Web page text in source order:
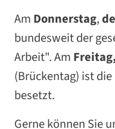
Am Donnerstag,
bundesweit der
Arbeit". Am
(Brückentag) ist
besetzt.
Gerne können Sie